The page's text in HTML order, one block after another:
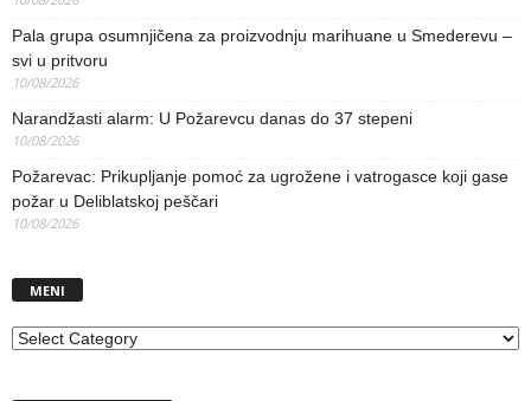
Pala grupa osumnjičena za proizvodnju marihuane u Smederevu –
svi u pritvoru
10/08/2026
Narandžasti alarm: U Požarevcu danas do 37 stepeni
10/08/2026
Požarevac: Prikupljanje pomoć za ugrožene i vatrogasce koji gase
požar u Deliblatskoj peščari
10/08/2026
MENI
MENI